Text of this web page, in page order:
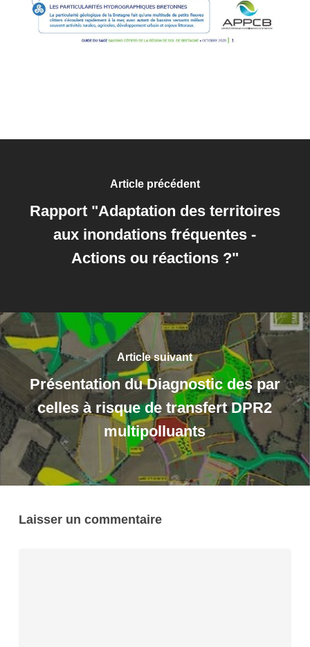
Article précédent
Rapport "Adaptation des territoires
aux inondations fréquentes -
Actions ou réactions ?"
Article suivant
Présentation du Diagnostic des par
celles à risque de transfert DPR2
multipolluants
Laisser un commentaire